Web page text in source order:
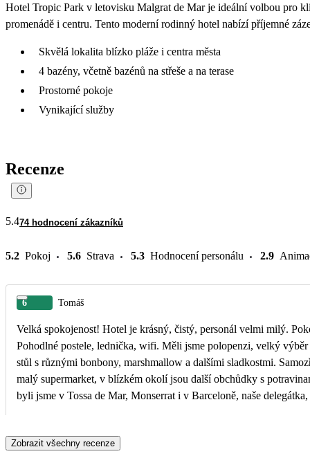
Hotel Tropic Park v letovisku Malgrat de Mar je ideální volbou pro
promenádě i centru. Tento moderní rodinný hotel nabízí příjemné
Skvělá lokalita blízko pláže i centra města
4 bazény, včetně bazénů na střeše a na terase
Prostorné pokoje
Vynikající služby
Recenze
5.474 hodnocení zákazníků
5.2 Pokoj 5.6 Strava 5.3 Hodnocení personálu 2.9
6 Tomáš
Velká spokojenost! Hotel je krásný, čistý, personál velmi milý.
Pohodlné postele, lednička, wifi. Měli jsme polopenzi, velký výběr jídla, vše chutné a neustále doplňované. Jeden den byly kromě klasiky i mexická jídla, jindy pizza nebo velký
stůl s různými bonbony, marshmallow a dalšími sladkostmi.
malý supermarket, v blízkém okolí jsou další obchůdky s
byli jsme v Tossa de Mar, Monserrat i v Barceloně, naše
Zobrazit všechny recenze